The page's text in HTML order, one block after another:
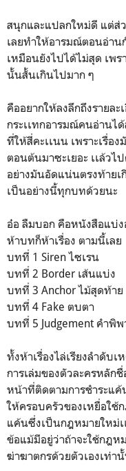
สนุกและแปลกใหม่ดี แต่ส่
เลยทำให้อารมณ์ตอนอ่า
เหมือนยังไปได้ไม่สุด เพร
นั้นสั้นเกินไปมาก ๆ
คืออยากให้ลงลึกถึงรายละ
กระเเทกอารมณ์คนอ่านไ
ที่ให้สี่คะเเนน เพราะเรื่อ
ตอนต้นมาซะเยอะ เเล้ว
อย่างมันอัดแน่นตรงท้ายเ
เป็นอย่างนี้ทุกบทด้วยนะ
อ๋อ ลืมบอก คือหนังสือแบ่
ห้าบทก็ห้าเรื่อง ตามนี้เลย
บทที่ 1 Siren ไซเรน
บทที่ 2 Border เส้นแบ่ง
บทที่ 3 Anchor ไม้สุดท้าย
บทที่ 4 Fake ตบตา
บทที่ 5 Judgement คำพิพ
ทั้งห้าเรื่องไล่เรียงลำดับ
การเล่มของตัวละครหลักชื่
หน้าที่ติดตามการชำระแค้
ให้ครอบครัวของเหยื่อใช้
แค้นซึ่งเป็นกฎหมายใหม่
ข้อแม้มีอยู่ว่าถ้าจะใช้กฎห
ฆ่าฆาตกรด้วยตัวเองเท่า